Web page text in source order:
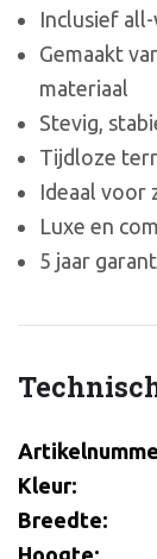
Inclusief
Gemaakt
materiaal
Stevig,
Tijdloze
Ideaal voor
Luxe en
5 jaar
Kleur:
Breedte:
Hoogte: